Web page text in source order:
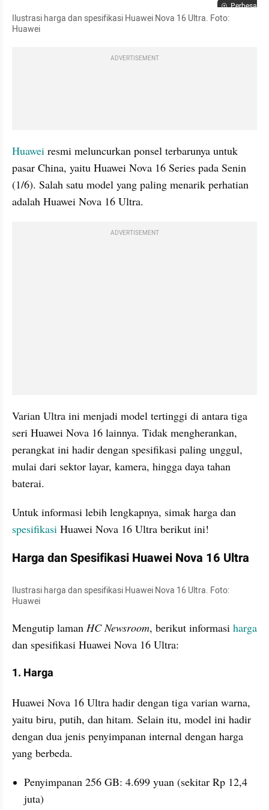
Perbesar
Ilustrasi harga dan spesifikasi Huawei Nova 16 Ultra. Foto:
Huawei
ADVERTISEMENT
Huawei resmi meluncurkan ponsel terbarunya untuk
pasar China, yaitu Huawei Nova 16 Series pada Senin
(1/6). Salah satu model yang paling menarik perhatian
adalah Huawei Nova 16 Ultra.
ADVERTISEMENT
Varian Ultra ini menjadi model tertinggi di antara tiga
seri Huawei Nova 16 lainnya. Tidak mengherankan,
perangkat ini hadir dengan spesifikasi paling unggul,
mulai dari sektor layar, kamera, hingga daya tahan
baterai.
spesifikasi Huawei Nova 16 Ultra berikut ini!
Harga dan Spesifikasi Huawei Nova 16 Ultra
Ilustrasi harga dan spesifikasi Huawei Nova 16 Ultra. Foto:
Huawei
Mengutip laman HC Newsroom, berikut informasi harga
dan spesifikasi Huawei Nova 16 Ultra:
1. Harga
Huawei Nova 16 Ultra hadir dengan tiga varian warna,
yaitu biru, putih, dan hitam. Selain itu, model ini hadir
dengan dua jenis penyimpanan internal dengan harga
yang berbeda.
Penyimpanan 256 GB: 4.699 yuan (sekitar Rp 12,4
juta)